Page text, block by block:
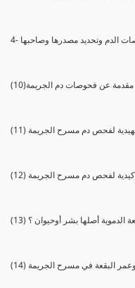
الدم وتحديد مصدرها وصاحبها
(10)مقدمة عن فحوصات دم الجريمة
التمهيدية لفحص دم مسرح الجريمة
التأكيدية لفحص دم مسرح الجريمة
الدموية أصلها بشر أوحيوان ؟
البقعة في مسرح الجريمة